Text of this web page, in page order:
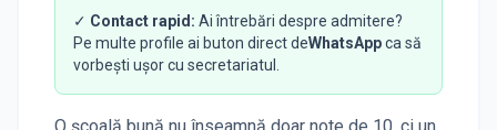
✓ Contact rapid: Ai întrebări despre admitere?
Pe multe profile ai buton direct deWhatsAppca să
vorbești ușor cu secretariatul.
O școală bună nu înseamnă doar note de 10, ci un